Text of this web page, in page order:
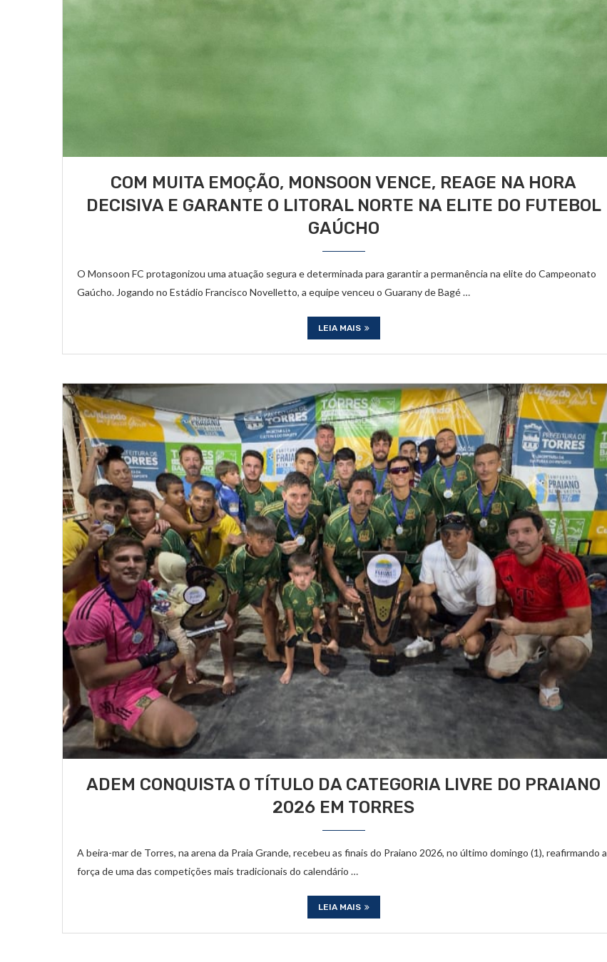
COM MUITA EMOÇÃO, MONSOON VENCE, REAGE NA HORA
DECISIVA E GARANTE O LITORAL NORTE NA ELITE DO FUTEBOL
GAÚCHO
O Monsoon FC protagonizou uma atuação segura e determinada para garantir a permanência na elite do Campeonato
Gaúcho. Jogando no Estádio Francisco Novelletto, a equipe venceu o Guarany de Bagé …
LEIA MAIS
ADEM CONQUISTA O TÍTULO DA CATEGORIA LIVRE DO PRAIANO
2026 EM TORRES
A beira-mar de Torres, na arena da Praia Grande, recebeu as finais do Praiano 2026, no último domingo (1), reafirmando a
força de uma das competições mais tradicionais do calendário …
LEIA MAIS